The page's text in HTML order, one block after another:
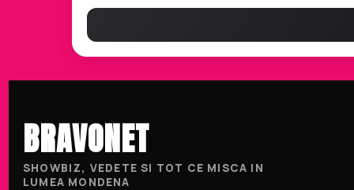
BRAVONET
SHOWBIZ, VEDETE SI TOT CE MISCA IN
LUMEA MONDENA